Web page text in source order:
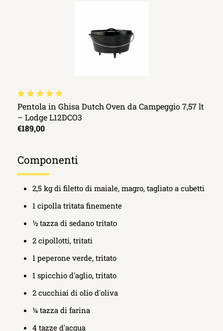
Pentola in Ghisa Dutch Oven da Campeggio 7,57 lt
– Lodge L12DCO3
€189,00
Componenti
2,5 kg di filetto di maiale, magro, tagliato a cubetti
1 cipolla tritata finemente
½ tazza di sedano tritato
2 cipollotti, tritati
1 peperone verde, tritato
1 spicchio d'aglio, tritato
2 cucchiai di olio d'oliva
¼ tazza di farina
4 tazze d'acqua